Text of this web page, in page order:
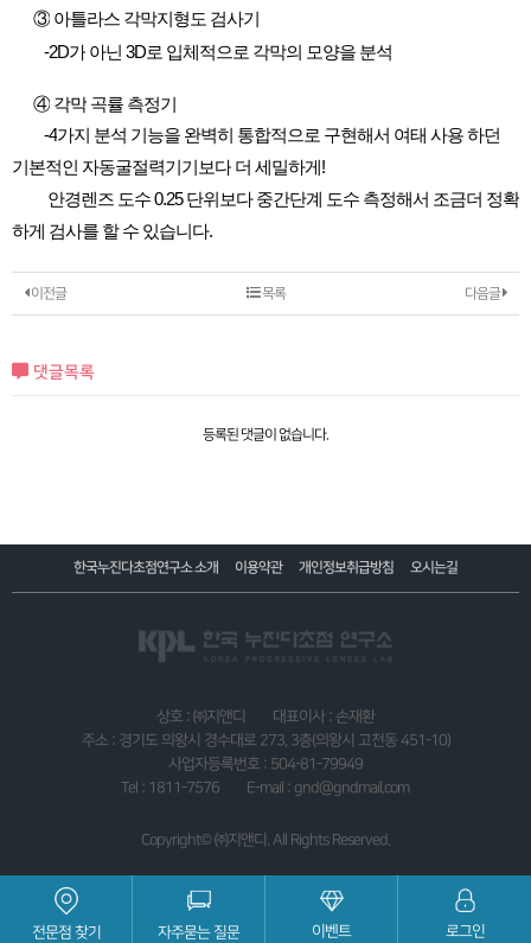
③ 아틀라스 각막지형도 검사기
-2D가 아닌 3D로 입체적으로 각막의 모양을 분석
④ 각막 곡률 측정기
-4가지 분석 기능을 완벽히 통합적으로 구현해서 여태 사용하던
기본적인 자동굴절력기기보다 더 세밀하게 !
안경렌즈 도수0.25단위보다 중간단계 도수 측정해서 조금더 정확
하게 검사를 할 수 있습니다.
이전글 다음글
목록
댓글목록
등록된 댓글이 없습니다.
한국누진다초점연구소 소개 이용약관 개인정보취급방침 오시는길
상호 : ㈜지앤디
대표이사 : 손재환
주소 : 경기도 의왕시 경수대로 273, 3층(의왕시 고천동 451-10)
사업자등록번호 : 504-81-79949
Tel : 1811-7576
E-mail : gnd@gndmail.com
Copyright© ㈜지앤디. All Rights Reserved.
전문점 찾기 자주묻는 질문 이벤트 로그인